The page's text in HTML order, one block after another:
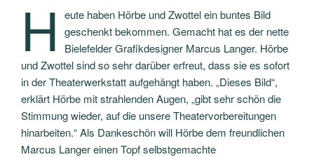
H
eute haben Hörbe und Zwottel ein buntes Bild
geschenkt bekommen. Gemacht hat es der nette
Bielefelder Grafikdesigner Marcus Langer. Hörbe
und Zwottel sind so sehr darüber erfreut, dass sie es sofort
in der Theaterwerkstatt aufgehängt haben. „Dieses Bild“,
erklärt Hörbe mit strahlenden Augen, „gibt sehr schön die
Stimmung wieder, auf die unsere Theatervorbereitungen
hinarbeiten.“ Als Dankeschön will Hörbe dem freundlichen
Marcus Langer einen Topf selbstgemachte